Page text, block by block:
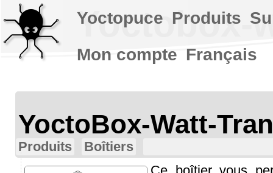
Yoctobox-
YoctoBox-Watt-
Produits
Boîtiers
Yoctopuce Produits
Mon compte Français